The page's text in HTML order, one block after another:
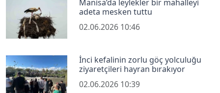
Manisa’da leylekler bir mahalleyi
adeta mesken tuttu
02.06.2026 10:46
İnci kefalinin zorlu göç yolculuğu
ziyaretçileri hayran bırakıyor
02.06.2026 10:39